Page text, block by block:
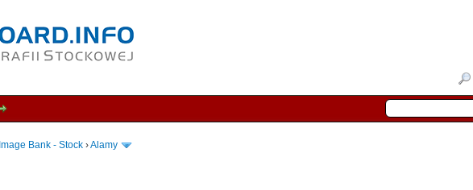
Image Bank - Stock ›Alamy